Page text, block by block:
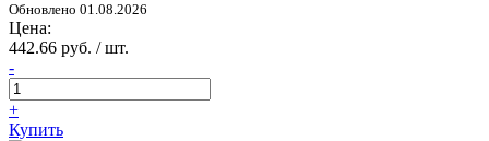
Обновлено 01.08.2026
Цена:
442.66 руб. / шт.
-
+
Купить